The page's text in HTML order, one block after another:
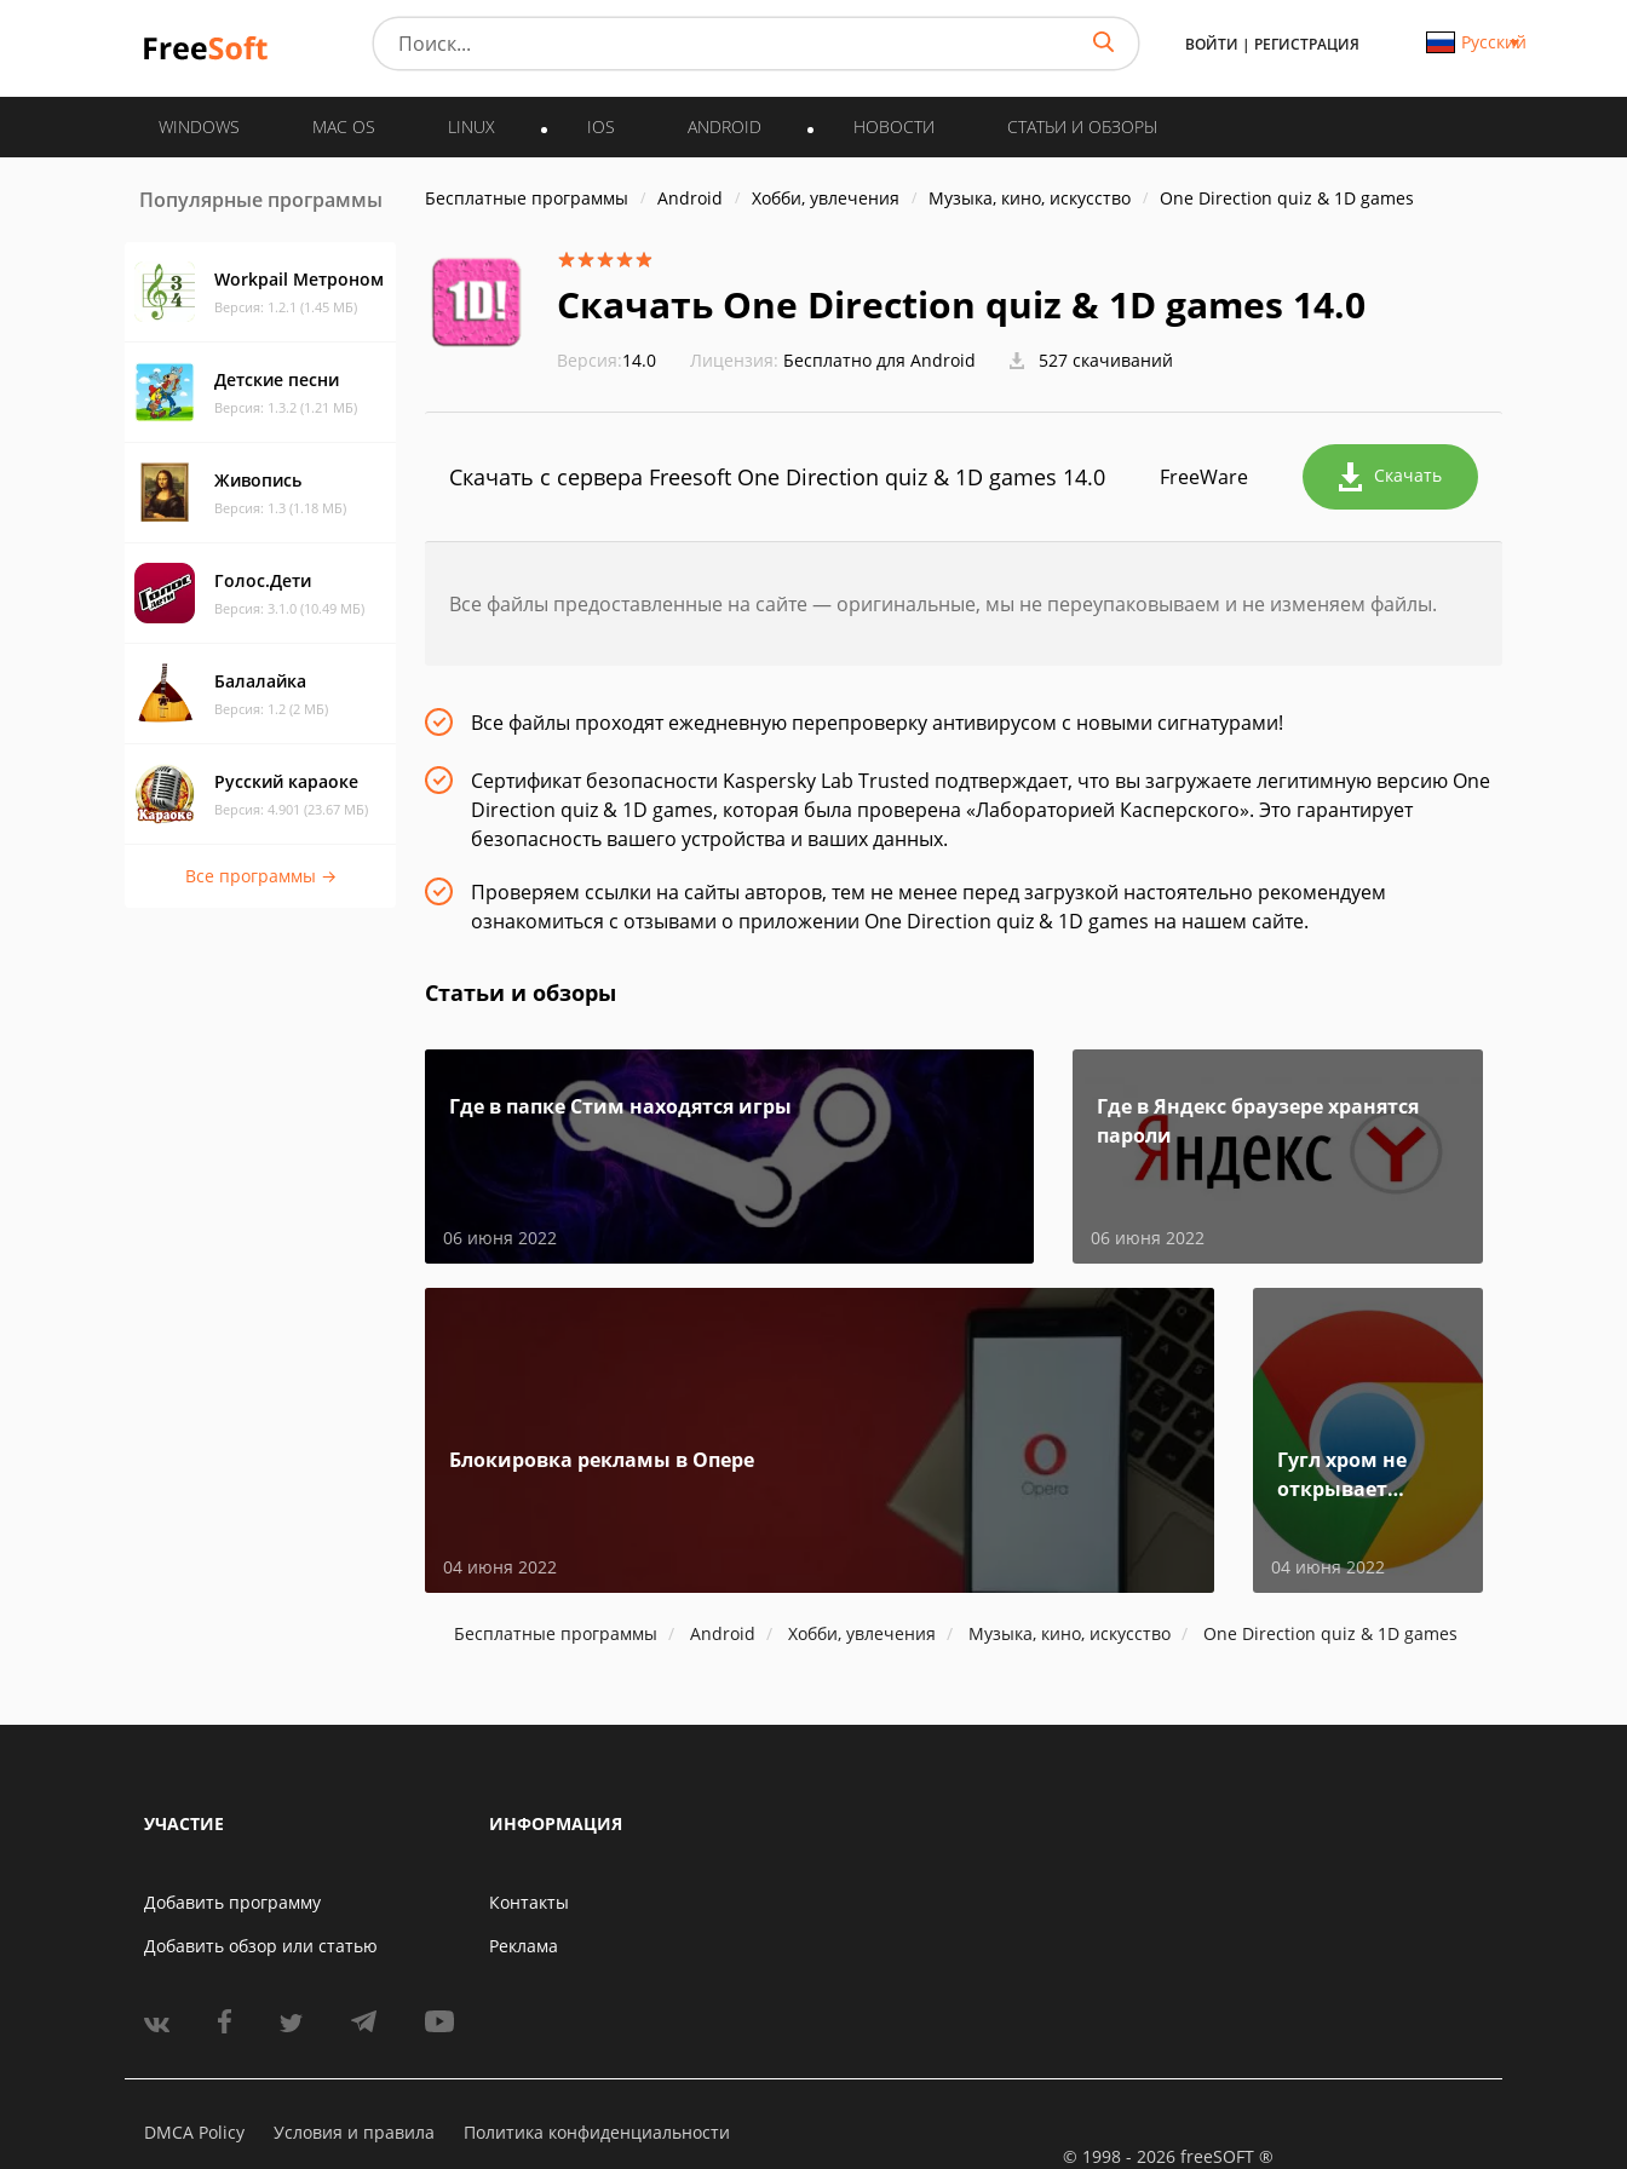
ВОЙТИ | РЕГИСТРАЦИЯ Русский
WINDOWS MAC OS LINUX IOS ANDROID НОВОСТИ СТАТЬИ И ОБЗОРЫ
Популярные программы
Workpail Метроном
Версия: 1.2.1 (1.45 МБ)
Детские песни
Версия: 1.3.2 (1.21 МБ)
Живопись
Версия: 1.3 (1.18 МБ)
Голос.Дети
Версия: 3.1.0 (10.49 МБ)
Балалайка
Версия: 1.2 (2 МБ)
Русский караоке
Версия: 4.901 (23.67 МБ)
Все программы →
Бесплатные программы Android Хобби, увлечения Музыка, кино, искусство One Direction quiz & 1D games
Скачать One Direction quiz & 1D games 14.0
Версия:14.0 Лицензия: Бесплатно для Android 527 скачиваний
Скачать с сервера Freesoft One Direction quiz & 1D games 14.0 FreeWare Скачать
Все файлы предоставленные на сайте — оригинальные, мы не переупаковываем и не изменяем файлы.
Все файлы проходят ежедневную перепроверку антивирусом с новыми сигнатурами!
Сертификат безопасности Kaspersky Lab Trusted подтверждает, что вы загружаете легитимную версию One
Direction quiz & 1D games, которая была проверена «Лабораторией Касперского». Это гарантирует
безопасность вашего устройства и ваших данных.
Проверяем ссылки на сайты авторов, тем не менее перед загрузкой настоятельно рекомендуем
ознакомиться с отзывами о приложении One Direction quiz & 1D games на нашем сайте.
Статьи и обзоры
Где в папке Стим находятся игры
06 июня 2022
Где в Яндекс браузере хранятся
пароли
06 июня 2022
Блокировка рекламы в Опере
04 июня 2022
Гугл хром не
открывает
04 июня 2022
Бесплатные программы Android Хобби, увлечения Музыка, кино, искусство One Direction quiz & 1D games
УЧАСТИЕ
Добавить программу
Добавить обзор или статью
ИНФОРМАЦИЯ
Контакты
Реклама
DMCA Policy Условия и правила
Политика конфиденциальности
© 1998 - 2026 freeSOFT ®